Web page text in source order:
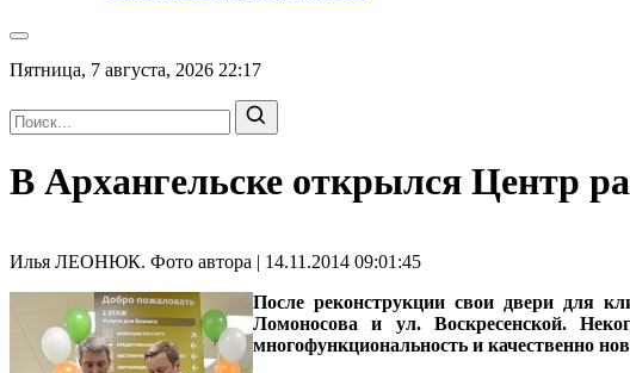
Пятница, 7 августа, 2026 22:17
В Архангельске открылся Центр
Илья ЛЕОНЮК. Фото автора | 14.11.2014 09:01:45
После реконструкции свои двери для
Ломоносова и ул. Воскресенской.
многофункциональность и качественно